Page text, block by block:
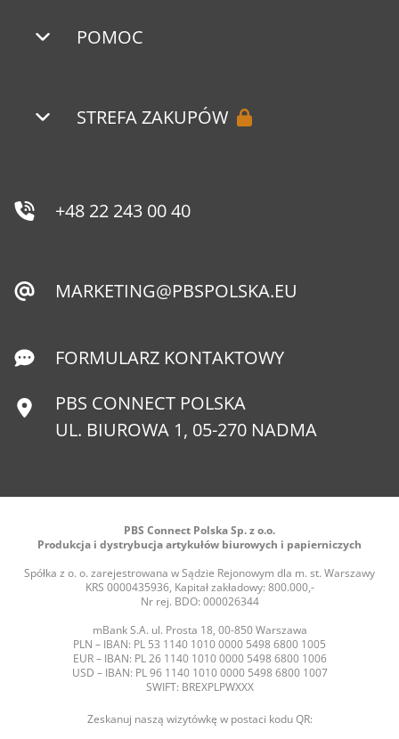
POMOC
STREFA ZAKUPÓW
+48 22 243 00 40
MARKETING@PBSPOLSKA.EU
FORMULARZ KONTAKTOWY
PBS CONNECT POLSKA
UL. BIUROWA 1, 05-270 NADMA
PBS Connect Polska Sp. z o.o.
Produkcja i dystrybucja artykułów biurowych i papierniczych
Spółka z o. o. zarejestrowana w Sądzie Rejonowym dla m. st. Warszawy
KRS 0000435936, Kapitał zakładowy: 800.000,-
Nr rej. BDO: 000026344
mBank S.A. ul. Prosta 18, 00-850 Warszawa
PLN – IBAN: PL 53 1140 1010 0000 5498 6800 1005
EUR – IBAN: PL 26 1140 1010 0000 5498 6800 1006
USD – IBAN: PL 96 1140 1010 0000 5498 6800 1007
SWIFT: BREXPLPWXXX
Zeskanuj naszą wizytówkę w postaci kodu QR: